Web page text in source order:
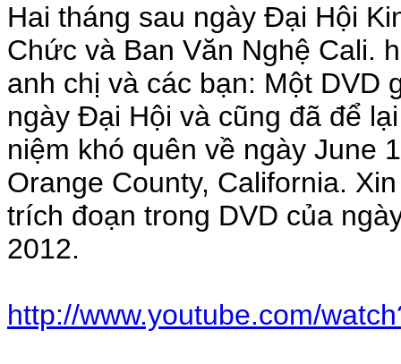
Hai tháng sau ngày Đại Hội
Chức và Ban Văn Nghệ Cali.
anh chị và các bạn: Một DVD
ngày Đại Hội và cũng đã để
niệm khó quên về ngày June
Orange County, California.
trích đoạn trong DVD của
2012.
http://www.youtube.com/